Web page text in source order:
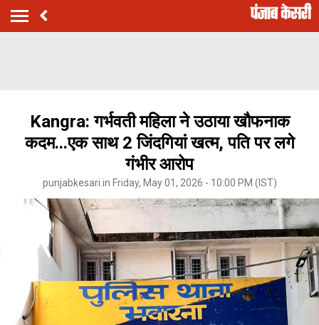
Kangra: गर्भवती महिला ने उठाया खौफनाक
कदम...एक साथ 2 जिंदगियां खत्म, पति पर लगे
गंभीर आरोप
punjabkesari.in Friday, May 01, 2026 - 10:00 PM (IST)